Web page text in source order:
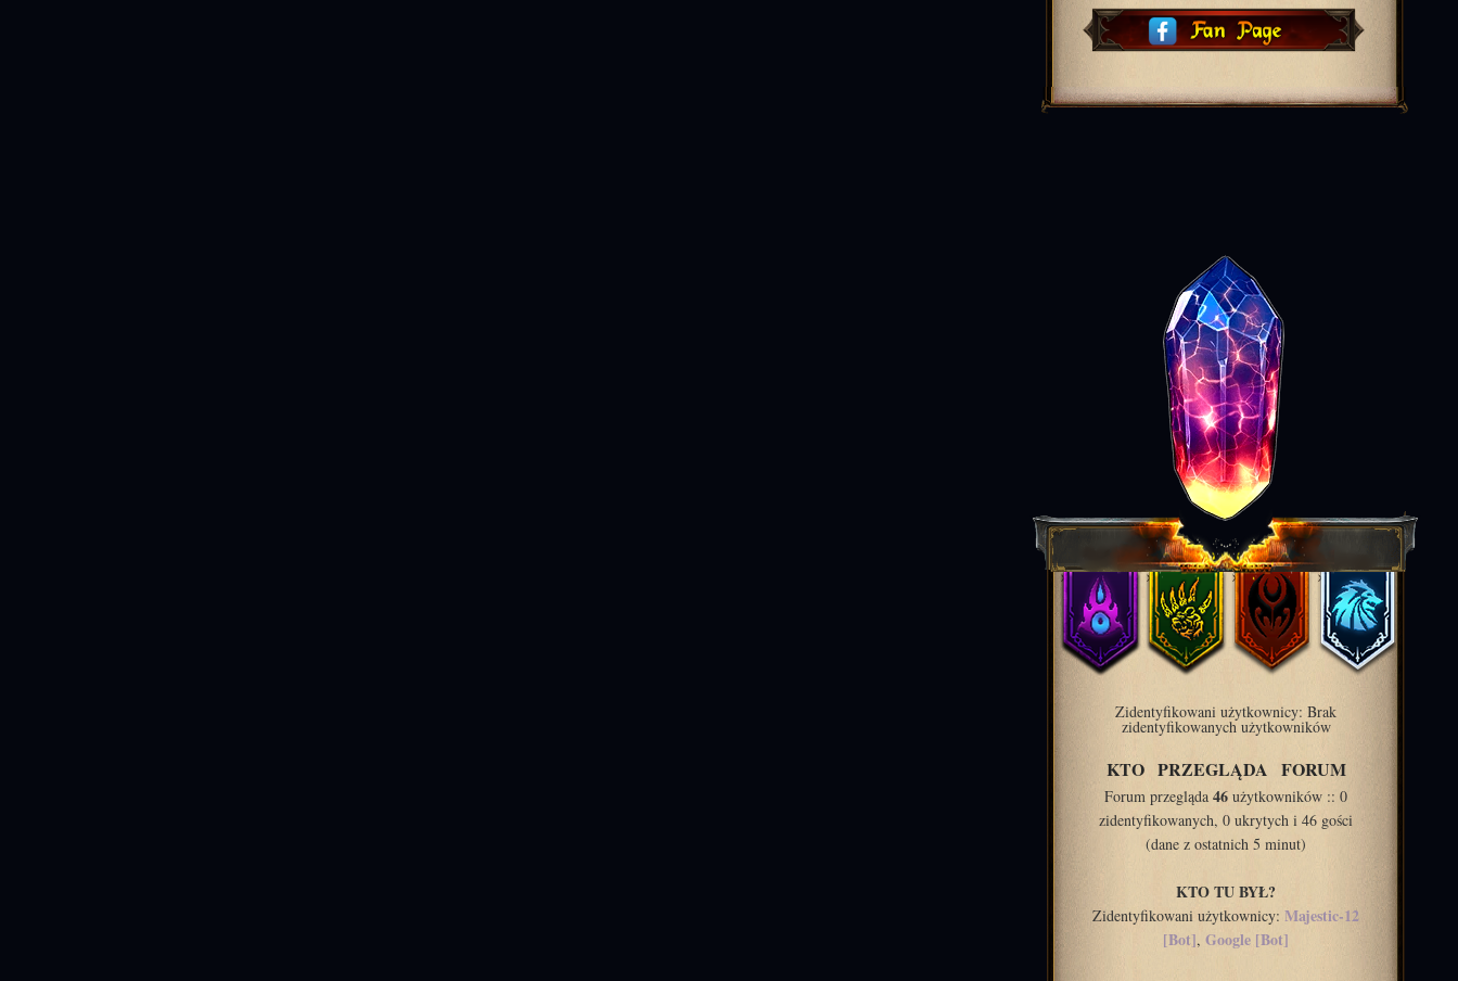
Zidentyfikowani użytkownicy: Brak
zidentyfikowanych użytkowników
KTO PRZEGLĄDA FORUM
Forum przegląda 46 użytkowników :: 0
zidentyfikowanych, 0 ukrytych i 46 gości
(dane z ostatnich 5 minut)
KTO TU BYŁ?
Zidentyfikowani użytkownicy: Majestic-12
[Bot], Google [Bot]